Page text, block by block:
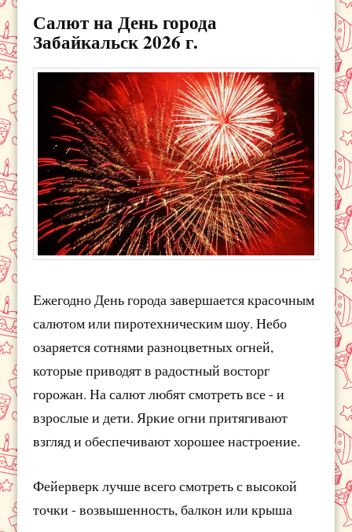
Салют на День города
Забайкальск 2026 г.
Ежегодно День города завершается красочным
салютом или пиротехническим шоу. Небо
озаряется сотнями разноцветных огней,
которые приводят в радостный восторг
горожан. На салют любят смотреть все - и
взрослые и дети. Яркие огни притягивают
взгляд и обеспечивают хорошее настроение.
Фейерверк лучше всего смотреть с высокой
точки - возвышенность, балкон или крыша